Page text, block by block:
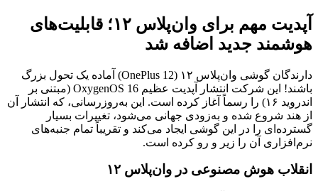
آپدیت مهم برای وان‌پلاس ۱۲؛ قابلیت‌های
هوشمند جدید اضافه شد
دارندگان گوشی وان‌پلاس ۱۲ (OnePlus 12) آماده یک تحول بزرگ
باشند! این شرکت انتشار آپدیت عظیم OxygenOS 16 (مبتنی بر
اندروید ۱۶) را رسماً آغاز کرده است. این به‌روزرسانی، که انتشار آن
از هند شروع شده و به‌زودی جهانی می‌شود، تغییرات بسیار
گسترده‌ای را در این گوشی ایجاد می‌کند و تقریباً تمام جنبه‌های
نرم‌افزاری آن را زیر و رو کرده است.
انقلاب هوش مصنوعی در وان‌پلاس ۱۲